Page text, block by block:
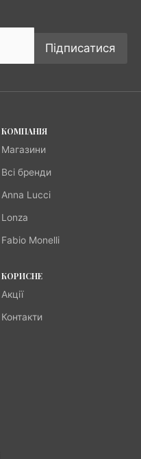
Підписатися
КОМПАНІЯ
Магазини
Всі бренди
Anna Lucci
Lonza
Fabio Monelli
КОРИСНЕ
Акції
Контакти